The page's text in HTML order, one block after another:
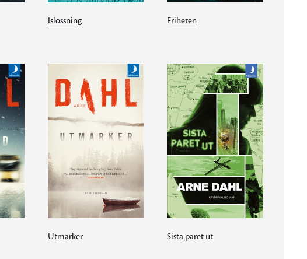
Islossning Friheten
Utmarker Sista paret ut